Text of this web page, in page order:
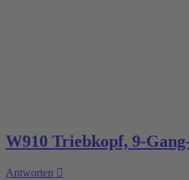
W910 Triebkopf, 9-
Antworten